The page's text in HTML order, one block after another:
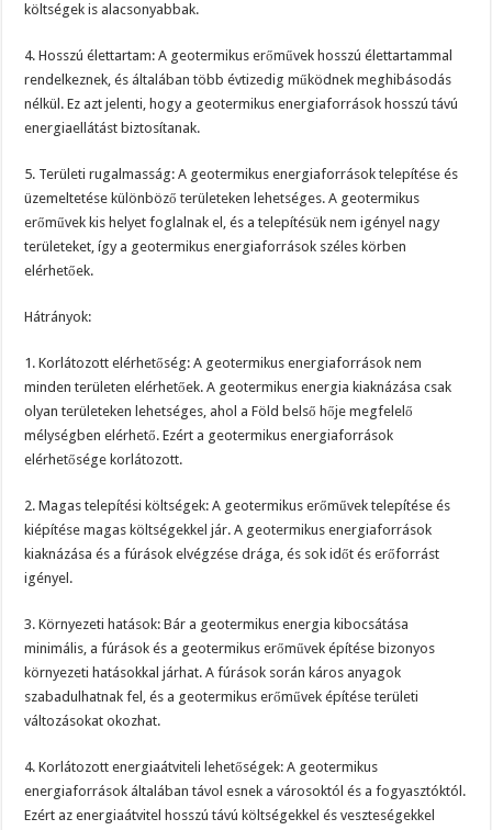
költségek is alacsonyabbak.
4. Hosszú élettartam: A geotermikus erőművek hosszú élettartammal
rendelkeznek, és általában több évtizedig működnek meghibásodás
nélkül. Ez azt jelenti, hogy a geotermikus energiaforrások hosszú távú
energiaellátást biztosítanak.
5. Területi rugalmasság: A geotermikus energiaforrások telepítése és
üzemeltetése különböző területeken lehetséges. A geotermikus
erőművek kis helyet foglalnak el, és a telepítésük nem igényel nagy
területeket, így a geotermikus energiaforrások széles körben
elérhetőek.
Hátrányok:
1. Korlátozott elérhetőség: A geotermikus energiaforrások nem
minden területen elérhetőek. A geotermikus energia kiaknázása csak
olyan területeken lehetséges, ahol a Föld belső hője megfelelő
mélységben elérhető. Ezért a geotermikus energiaforrások
elérhetősége korlátozott.
2. Magas telepítési költségek: A geotermikus erőművek telepítése és
kiépítése magas költségekkel jár. A geotermikus energiaforrások
kiaknázása és a fúrások elvégzése drága, és sok időt és erőforrást
igényel.
3. Környezeti hatások: Bár a geotermikus energia kibocsátása
minimális, a fúrások és a geotermikus erőművek építése bizonyos
környezeti hatásokkal járhat. A fúrások során káros anyagok
szabadulhatnak fel, és a geotermikus erőművek építése területi
változásokat okozhat.
4. Korlátozott energiaátviteli lehetőségek: A geotermikus
energiaforrások általában távol esnek a városoktól és a fogyasztóktól.
Ezért az energiaátvitel hosszú távú költségekkel és veszteségekkel